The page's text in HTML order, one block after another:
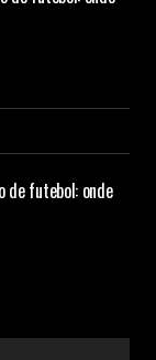
de futebol: onde